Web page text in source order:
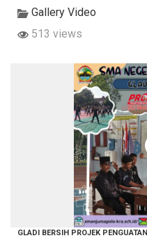
Gallery Video
513 views
GLADI BERSIH PROJEK